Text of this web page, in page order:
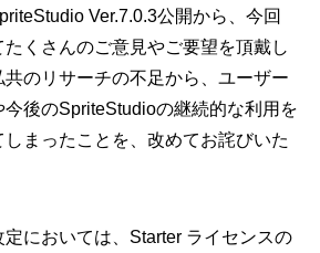
Ver.7.0.3公開から、今回
くさんのご意見やご要望を頂戴し
共のリサーチの不足から、ユーザー
後のSpriteStudioの継続的な利用を
まったことを、改めてお詫びいた
においては、Starter ライセンスの